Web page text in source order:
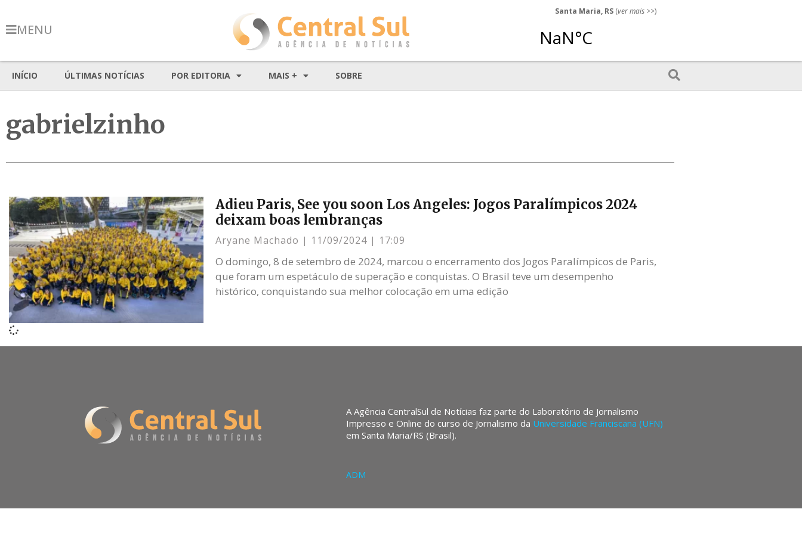
MENU
Santa Maria, RS (ver mais >>)
INÍCIO ÚLTIMAS NOTÍCIAS POR EDITORIA MAIS + SOBRE
gabrielzinho
Adieu Paris, See you soon Los Angeles: Jogos Paralímpicos 2024
deixam boas lembranças
Aryane Machado 11/09/2024 17:09
O domingo, 8 de setembro de 2024, marcou o encerramento dos Jogos Paralímpicos de Paris,
que foram um espetáculo de superação e conquistas. O Brasil teve um desempenho
histórico, conquistando sua melhor colocação em uma edição
A Agência CentralSul de Notícias faz parte do Laboratório de Jornalismo
Impresso e Online do curso de Jornalismo da Universidade Franciscana (UFN)
em Santa Maria/RS (Brasil).
ADM